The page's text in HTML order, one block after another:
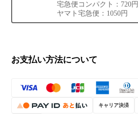
宅急便コンパクト：720円
ヤマト宅急便：1050円
お支払い方法について
キャリア決済